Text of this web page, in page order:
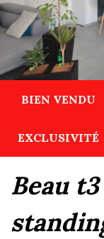
BIEN VENDU
EXCLUSIVITÉ
beau t3 résidence